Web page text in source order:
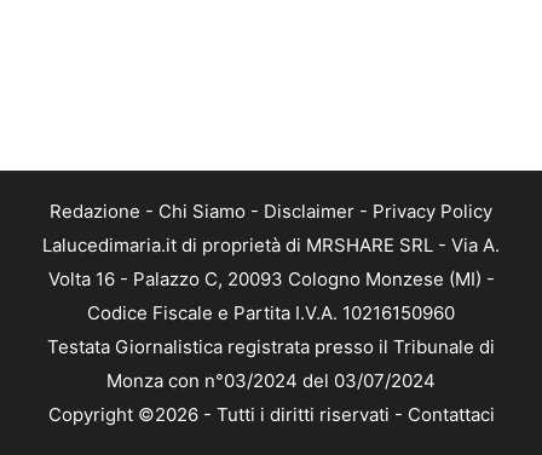
Redazione - Chi Siamo - Disclaimer - Privacy Policy
Lalucedimaria.it di proprietà di MRSHARE SRL - Via A.
Volta 16 - Palazzo C, 20093 Cologno Monzese (MI) -
Codice Fiscale e Partita I.V.A. 10216150960
Testata Giornalistica registrata presso il Tribunale di
Monza con n°03/2024 del 03/07/2024
Copyright ©2026 - Tutti i diritti riservati - Contattaci